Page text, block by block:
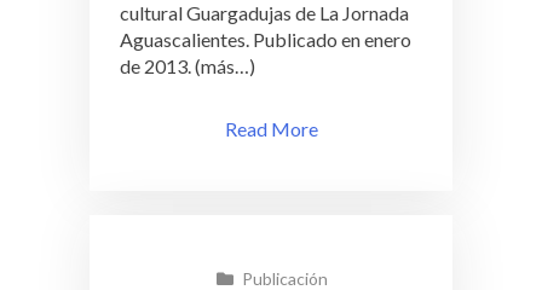
cultural Guargadujas de La Jornada
Aguascalientes. Publicado en enero
de 2013. (más…)
Read More
Publicación